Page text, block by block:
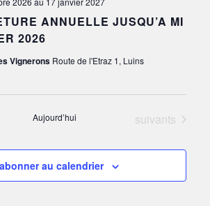
ANNUELLE JUSQU’A MI
2026
Vignerons Route de l'Etraz 1, Luins
Aujourd’hui Évènements
suivants
au calendrier